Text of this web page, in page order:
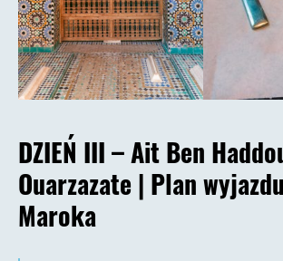
DZIEŃ III – Ait Ben
Ouarzazate | Plan
Maroka